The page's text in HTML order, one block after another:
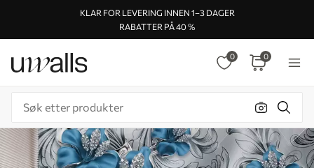
KLAR FOR LEVERING INNEN 1–3 DAGER
RABATTER PÅ 40 %
0 0